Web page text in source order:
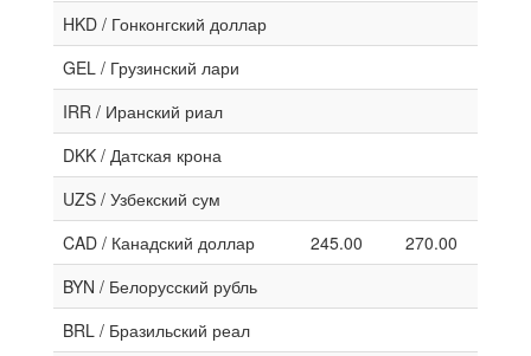
HKD / Гонконгский доллар
GEL / Грузинский лари
IRR / Иранский риал
DKK / Датская крона
UZS / Узбекский сум
CAD / Канадский доллар
245.00
270.00
BYN / Белорусский рубль
BRL / Бразильский реал